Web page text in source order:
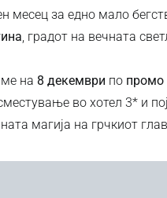
месец за едно мало
, градот на вечната
на 8 декември по промо
во хотел 3* и
магија на грчкиот